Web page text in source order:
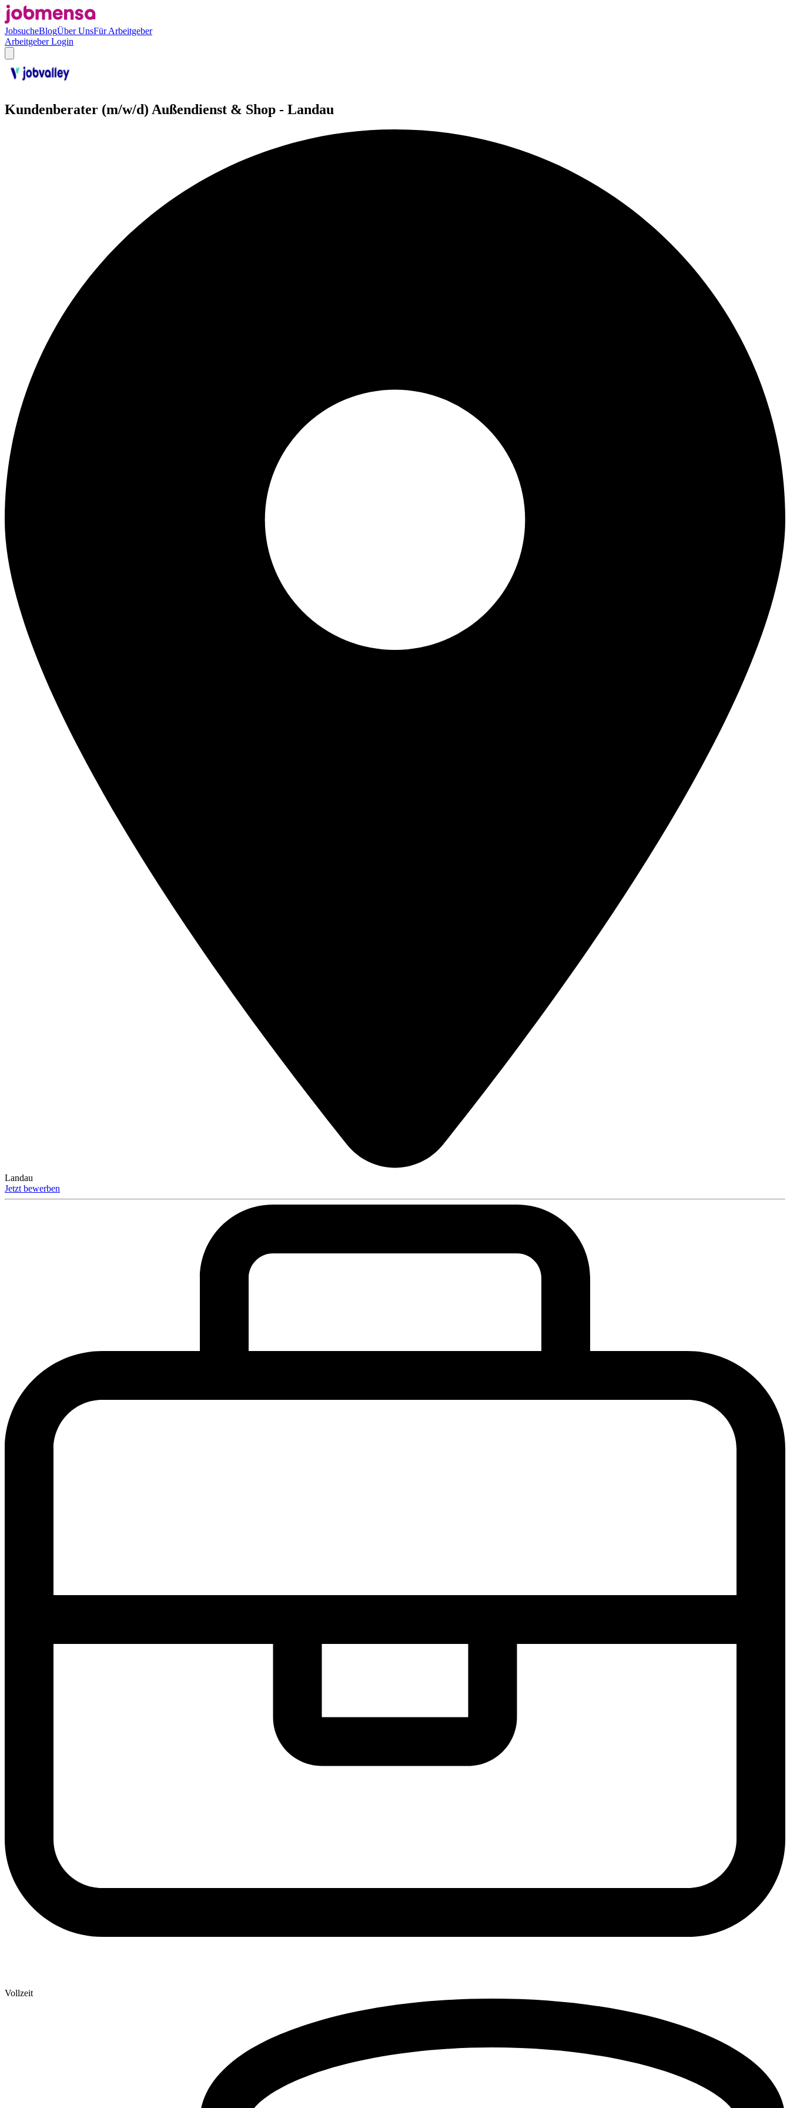
JobsucheBlogÜber UnsFür Arbeitgeber
Arbeitgeber Login
Kundenberater (m/w/d) Außendienst & Shop - Landau
Landau
Jetzt bewerben
Vollzeit